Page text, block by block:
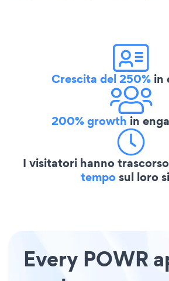
Crescita del 250% in
200% growth in
I visitatori hanno trascorso
temposul loro
Every POWR